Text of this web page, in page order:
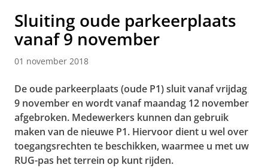
Sluiting oude parkeerplaats
vanaf 9 november
01 november 2018
De oude parkeerplaats (oude P1) sluit vanaf vrijdag
9 november en wordt vanaf maandag 12 november
afgebroken. Medewerkers kunnen dan gebruik
maken van de nieuwe P1. Hiervoor dient u wel over
toegangsrechten te beschikken, waarmee u met uw
RUG-pas het terrein op kunt rijden.